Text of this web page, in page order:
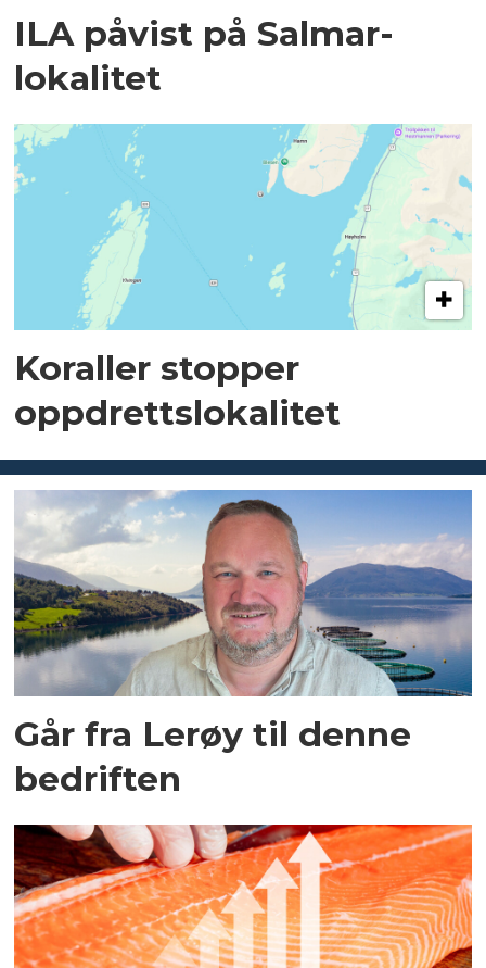
ILA påvist på Salmar-
lokalitet
Koraller stopper
oppdrettslokalitet
Går fra Lerøy til denne
bedriften